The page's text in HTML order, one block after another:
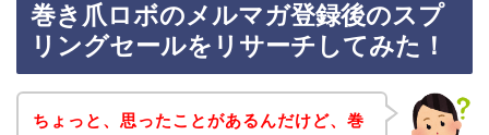
巻き爪ロボのメルマガ登録後のスプ
リングセールをリサーチしてみた！
ちょっと、思ったことがあるんだけど、巻